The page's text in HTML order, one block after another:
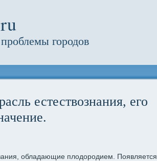
городов
естествознания, его
обладающие плодородием. Появляется